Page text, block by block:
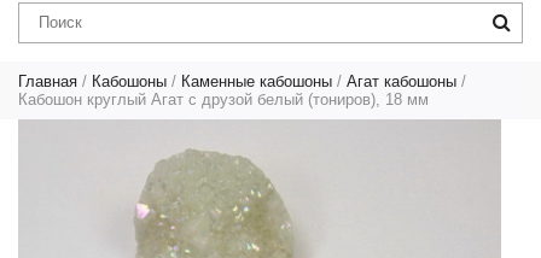
Главная / Кабошоны / Каменные кабошоны / Агат кабошоны /
Кабошон круглый Агат с друзой белый (тониров), 18 мм